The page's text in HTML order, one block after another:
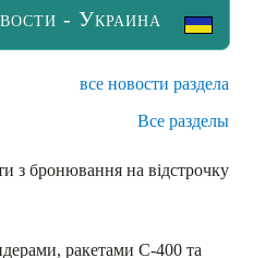
- Украина
все новости раздела
Все разделы
з бронювання на відстрочку
ракетами С-400 та